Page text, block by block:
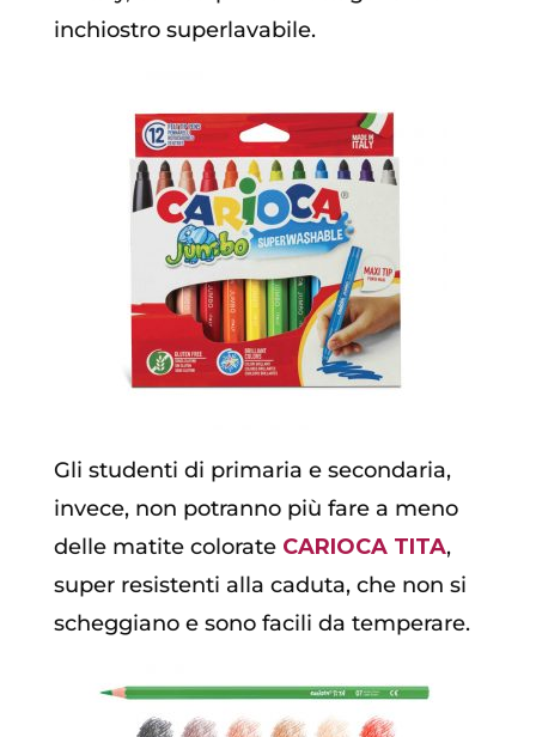
inchiostro superlavabile.
Gli studenti di primaria e secondaria,
invece, non potranno più fare a meno
delle matite colorate CARIOCA TITA,
super resistenti alla caduta, che non si
scheggiano e sono facili da temperare.